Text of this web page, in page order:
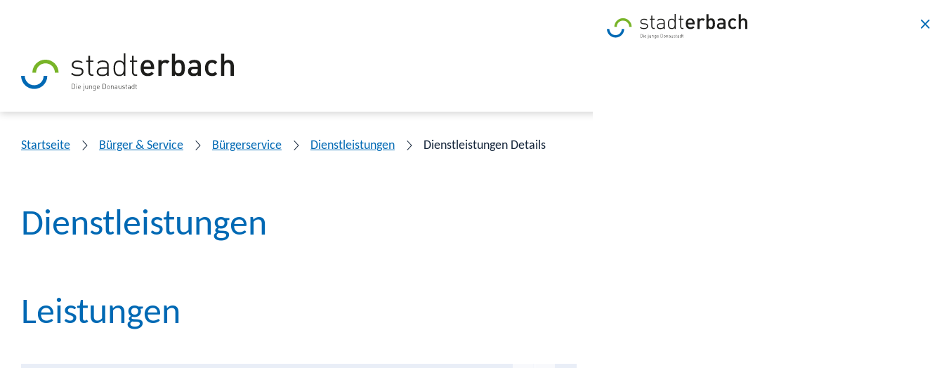
Startseite Bürger & Service Bürgerservice Dienstleistungen Dienstleistungen Details
Dienstleistungen
Leistungen